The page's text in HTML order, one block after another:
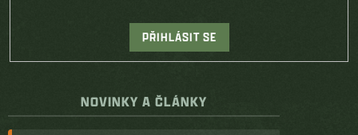
PŘIHLÁSIT SE
NOVINKY A ČLÁNKY